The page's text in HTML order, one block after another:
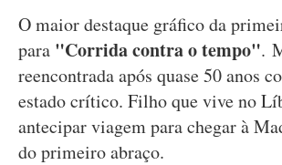
O maior destaque gráfico da
para "Corrida contra o tempo".
reencontrada após quase 50 anos
estado crítico. Filho que vive no
antecipar viagem para chegar à
do primeiro abraço.